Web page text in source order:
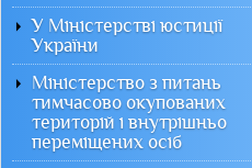
У Міністерстві юстиції
України
Міністерство з питань
тимчасово окупованих
територій і внутрішньо
переміщених осіб